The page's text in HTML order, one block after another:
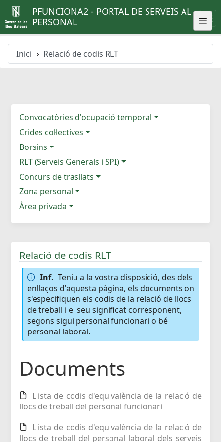
PFUNCIONA2 - PORTAL DE SERVEIS AL
PERSONAL
Inici Relació de codis RLT
Convocatòries d'ocupació temporal
Crides col·lectives
Borsins
RLT (Serveis Generals i SPI)
Concurs de trasllats
Zona personal
Àrea privada
Relació de codis RLT
Inf. Teniu a la vostra disposició, des dels
enllaços d'aquesta pàgina, els documents on
s'especifiquen els codis de la relació de llocs
de treball i el seu significat corresponent,
segons sigui personal funcionari o bé
personal laboral.
Documents
Llista de codis d'equivalència de la relació de
llocs de treball del personal funcionari
Llista de codis d'equivalència de la relació de
llocs de treball del personal laboral dels serveis